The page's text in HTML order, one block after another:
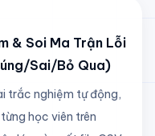
& Soi Ma Trận Lỗi
Sai/Bỏ Qua)
trắc nghiệm tự động,
học viên trên